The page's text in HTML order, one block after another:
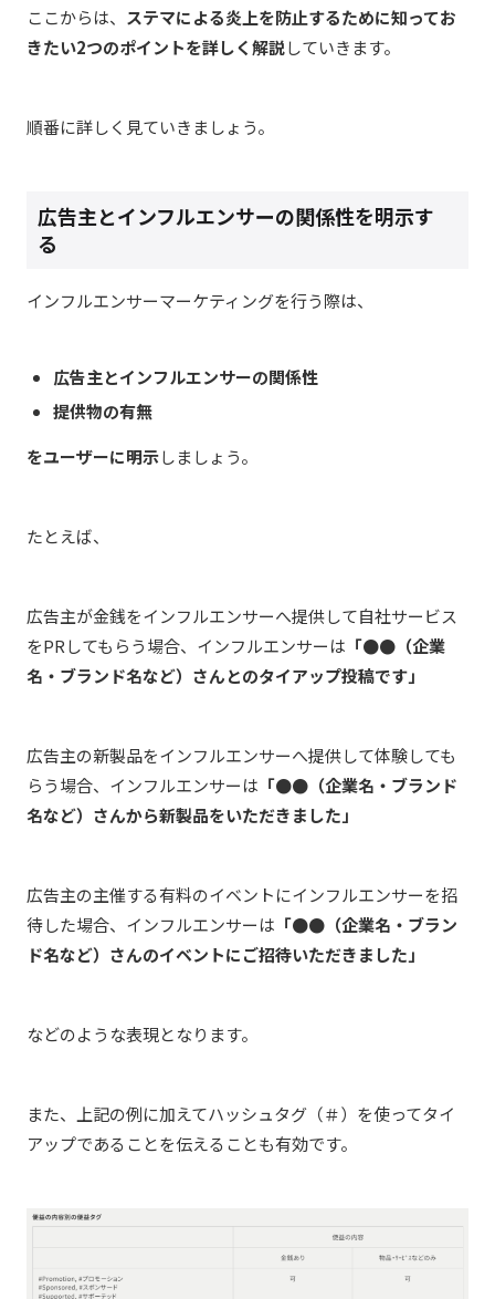
ここからは、 ステマによる炎上を防止するために知ってお
きたい2つのポイントを詳しく解説していきます。
順番に詳しく見ていきましょう。
広告主とインフルエンサーの関係性を明示す
る
インフルエンサーマーケティングを行う際は、
広告主とインフルエンサーの関係性
提供物の有無
をユーザーに明示しましょう。
たとえば、
広告主が金銭をインフルエンサーへ提供して自社サービス
をPRしてもらう場合、インフルエンサーは 「●●（企業
名・ブランド名など）さんとのタイアップ投稿です」
広告主の新製品をインフルエンサーへ提供して体験しても
らう場合、インフルエンサーは 「●●（企業名・ブランド
名など）さんから新製品をいただきました」
広告主の主催する有料のイベントにインフルエンサーを招
待した場合、インフルエンサーは 「●●（企業名・ブラン
ド名など）さんのイベントにご招待いただきました」
などのような表現となります。
また、上記の例に加えてハッシュタグ（＃）を使ってタイ
アップであることを伝えることも有効です。